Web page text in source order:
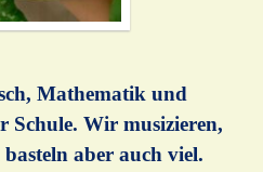
Mathematik und
Schule. Wir musizieren,
aber auch viel.